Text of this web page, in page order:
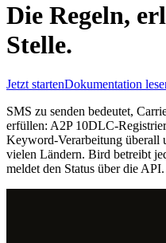
Die Regeln,
Stelle.
Jetzt startenDokumentation
SMS zu senden bedeutet,
erfüllen: A2P 10DLC-
Keyword-Verarbeitung überall
vielen Ländern. Bird betreibt
meldet den Status über die API.